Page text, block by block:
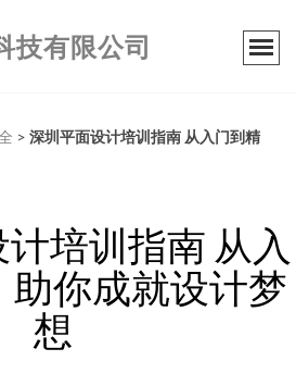
技有限公司
> 深圳平面设计培训指南 从入门到精
培训指南 从入
助你成就设计梦
想